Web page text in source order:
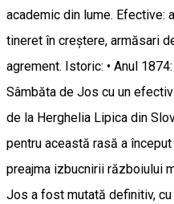
academic din lume. Efective:
tineret în creștere, armăsari
agrement. Istoric: • Anul
Sâmbăta de Jos cu un
de la Herghelia Lipica din
pentru această rasă a
preajma izbucnirii războiului
Jos a fost mutată definitiv,